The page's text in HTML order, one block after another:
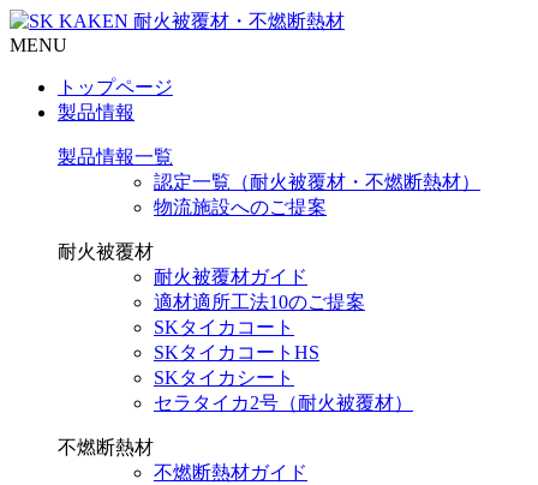
MENU
トップページ
製品情報
製品情報一覧
認定一覧（耐火被覆材・不燃断熱材）
物流施設へのご提案
耐火被覆材
耐火被覆材ガイド
適材適所工法10のご提案
SKタイカコート
SKタイカコートHS
SKタイカシート
セラタイカ2号（耐火被覆材）
不燃断熱材
不燃断熱材ガイド